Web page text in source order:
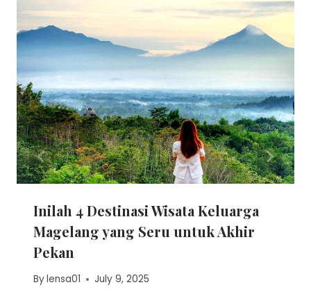
Inilah 4 Destinasi Wisata Keluarga
Magelang yang Seru untuk Akhir
Pekan
Bylensa01 July 9, 2025